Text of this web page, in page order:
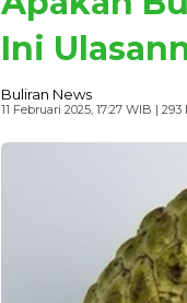
Ini
Buliran News
11 Februari 2025, 17:27 WIB | 293